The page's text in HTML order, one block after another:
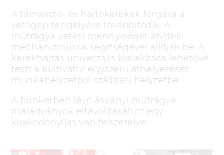
A támasztó- és hajtókerekek forgása a
vetőgép tengelyére továbbítódik. A
műtrágya vetési mennyiségét átviteli
mechanizmusok segítségével állítják be. A
kerékhajtás univerzális kialakítása lehetővé
teszi a kultivátor egyszerű áthelyezését
munkahelyzetből szállítási helyzetbe.
A bunkerben lévő ásványi műtrágya
maradványok eltávolításához egy
kirakodónyílás van felszerelve.